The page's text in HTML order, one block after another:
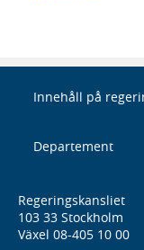
Innehåll på
Departement
Regeringskansliet
103 33 Stockholm
Växel 08-405 10 00